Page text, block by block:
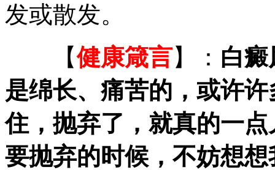
发或散发。
【健康箴言】： 白
是绵长、痛苦的，或许
住，抛弃了，就真的一
要抛弃的时候，不妨想